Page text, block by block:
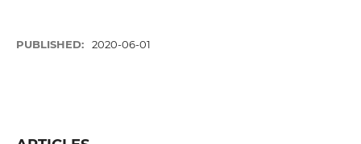
PUBLISHED: 2020-06-01